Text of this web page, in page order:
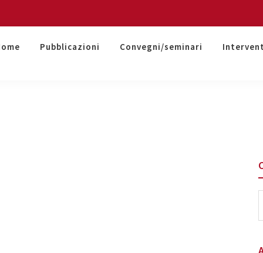
Pubblicazioni Convegni/seminari